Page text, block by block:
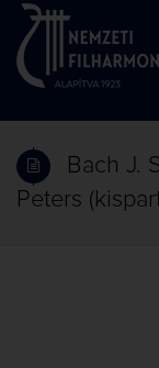
Bach J.
Peters